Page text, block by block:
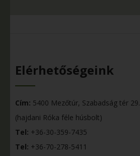
Elérhetőségeink
Cím: 5400 Mezőtúr, Szabadság tér 29.
(hajdani Róka féle húsbolt)
Tel: +36-30-359-7435
Tel: +36-70-278-5411